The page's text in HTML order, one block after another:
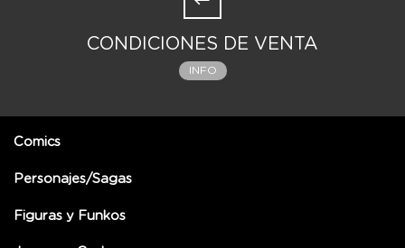
CONDICIONES DE VENTA
INFO
Comics
Personajes/Sagas
Figuras y Funkos